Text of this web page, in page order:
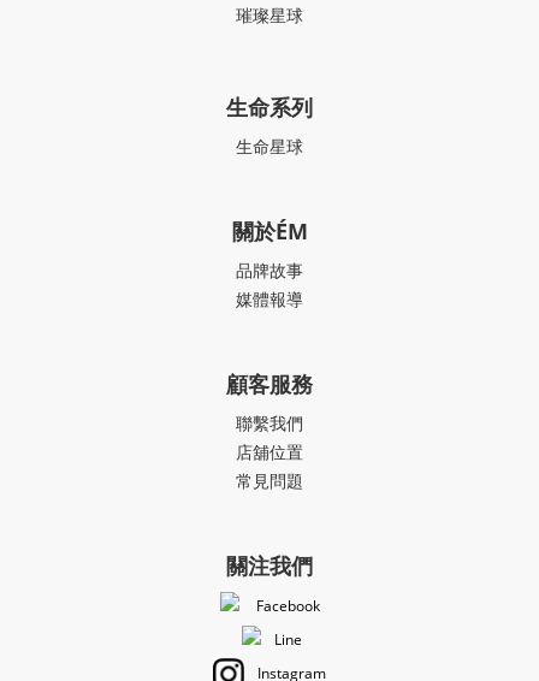
璀璨星球
生命系列
生命星球
關於ÉM
品牌故事
媒體報導
顧客服務
聯繫我們
店舖位置
常見問題
關注我們
Facebook
Line
Instagram